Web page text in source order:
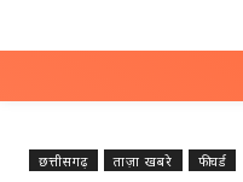
छत्तीसगढ़ ताज़ा खबरे फीचर्ड